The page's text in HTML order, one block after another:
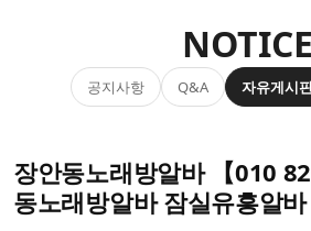
NOTICE
공지사항 Q&A 자유게시
장안동노래방알바 【010
동노래방알바 잠실유흥알바